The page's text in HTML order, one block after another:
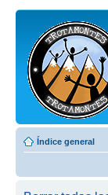
Índice general